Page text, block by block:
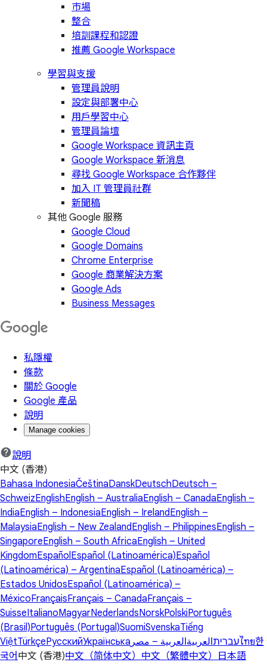
市場
整合
培訓課程和認證
推薦 Google Workspace
學習與支援
管理員說明
設定與部署中心
用戶學習中心
管理員論壇
Google Workspace 資訊主頁
Google Workspace 新消息
尋找 Google Workspace 合作夥伴
加入 IT 管理員社群
新聞稿
其他 Google 服務
Google Cloud
Google Domains
Chrome Enterprise
Google 商業解決方案
Google Ads
Business Messages
私隱權
條款
關於 Google
Google 產品
說明
Manage cookies
說明
中文 (香港)
Bahasa IndonesiaČeštinaDanskDeutschDeutsch –
SchweizEnglishEnglish – AustraliaEnglish – CanadaEnglish –
IndiaEnglish – IndonesiaEnglish – IrelandEnglish –
MalaysiaEnglish – New ZealandEnglish – PhilippinesEnglish –
SingaporeEnglish – South AfricaEnglish – United
KingdomEspañolEspañol (Latinoamérica)Español
(Latinoamérica) – ArgentinaEspañol (Latinoamérica) –
Estados UnidosEspañol (Latinoamérica) –
MéxicoFrançaisFrançais – CanadaFrançais –
SuisseItalianoMagyarNederlandsNorskPolskiPortuguês
(Brasil)Português (Portugal)SuomiSvenskaTiếng
ViệtTürkçeРусскийУкраїнська עבריתالعربيةالعربية – مصر ไทย한
국어 中文 (香港)中文（简体中文） 中文（繁體中文） 日本語